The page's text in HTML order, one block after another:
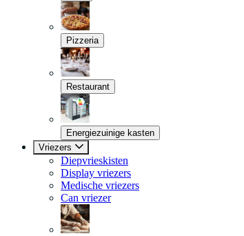
Pizzeria
Restaurant
Energiezuinige kasten
Vriezers
Diepvrieskisten
Display vriezers
Medische vriezers
Can vriezer